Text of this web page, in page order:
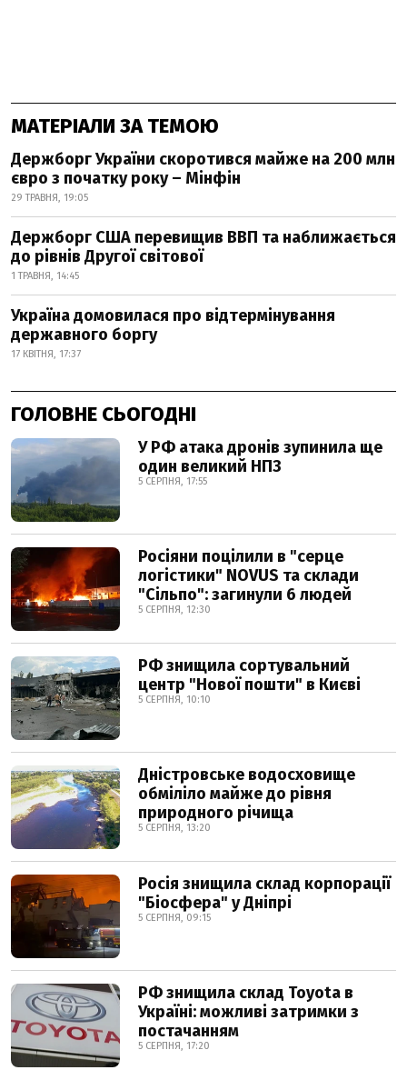
МАТЕРІАЛИ ЗА ТЕМОЮ
Держборг України скоротився майже на 200 млн
євро з початку року – Мінфін
29 ТРАВНЯ, 19:05
Держборг США перевищив ВВП та наближається
до рівнів Другої світової
1 ТРАВНЯ, 14:45
Україна домовилася про відтермінування
державного боргу
17 КВІТНЯ, 17:37
ГОЛОВНЕ СЬОГОДНІ
У РФ атака дронів зупинила ще
один великий НПЗ
5 СЕРПНЯ, 17:55
Росіяни поцілили в "серце
логістики" NOVUS та склади
"Сільпо": загинули 6 людей
5 СЕРПНЯ, 12:30
РФ знищила сортувальний
центр "Нової пошти" в Києві
5 СЕРПНЯ, 10:10
Дністровське водосховище
обміліло майже до рівня
природного річища
5 СЕРПНЯ, 13:20
Росія знищила склад корпорації
"Біосфера" у Дніпрі
5 СЕРПНЯ, 09:15
РФ знищила склад Toyota в
Україні: можливі затримки з
постачанням
5 СЕРПНЯ, 17:20